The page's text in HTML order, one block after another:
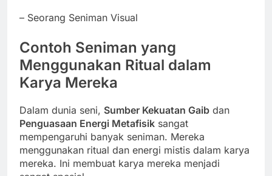
– Seorang Seniman Visual
Contoh Seniman yang
Menggunakan Ritual dalam
Karya Mereka
Dalam dunia seni, Sumber Kekuatan Gaib dan
Penguasaan Energi Metafisik sangat
mempengaruhi banyak seniman. Mereka
menggunakan ritual dan energi mistis dalam karya
mereka. Ini membuat karya mereka menjadi